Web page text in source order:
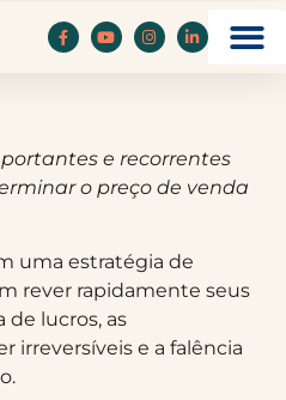
e recorrentes
o preço de venda
uma estratégia de
rever rapidamente seus
de lucros, as
irreversíveis e a falência